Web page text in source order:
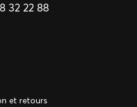
32 22 88
et retours